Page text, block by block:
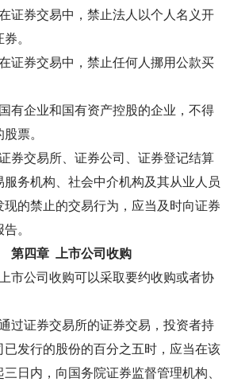
证券交易中，禁止法人以个人名义开
。
证券交易中，禁止任何人挪用公款买
有企业和国有资产控股的企业，不得
票。
券交易所、证券公司、证券登记结算
务机构、社会中介机构及其从业人员
的禁止的交易行为，应当及时向证券
。
第四章 上市公司收购
市公司收购可以采取要约收购或者协
过证券交易所的证券交易，投资者持
发行的股份的百分之五时，应当在该
日内，向国务院证券监督管理机构、